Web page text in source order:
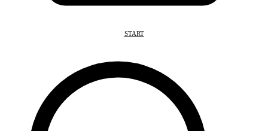
START